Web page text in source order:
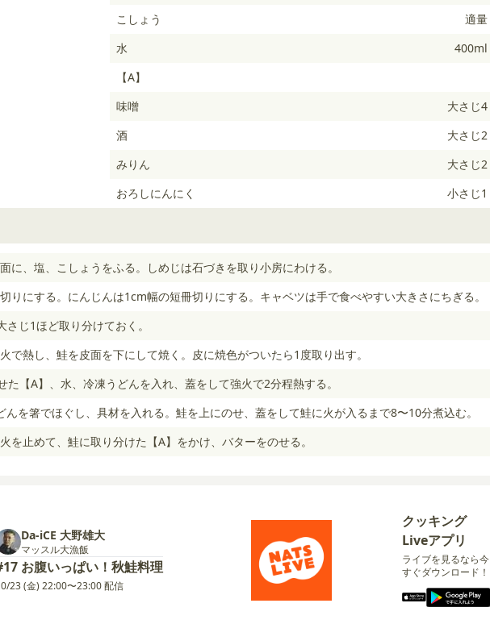
こしょう
適量
水
400ml
【A】
味噌
大さじ4
酒
大さじ2
みりん
大さじ2
おろしにんにく
小さじ1
に、塩、こしょうをふる。しめじは石づきを取り小房にわける。
りにする。にんじんは1cm幅の短冊切りにする。キャベツは手で食べやすい大きさにちぎる。
じ1ほど取り分けておく。
で熱し、鮭を皮面を下にして焼く。皮に焼色がついたら1度取り出す。
た【A】、水、冷凍うどんを入れ、蓋をして強火で2分程熱する。
を箸でほぐし、具材を入れる。鮭を上にのせ、蓋をして鮭に火が入るまで8〜10分煮込む。
を止めて、鮭に取り分けた【A】をかけ、バターをのせる。
Da-iCE 大野雄大
マッスル大漁飯
お腹いっぱい！秋鮭料理
23 (金) 22:00〜23:00 配信
クッキング
Liveアプリ
ライブを見るなら今
すぐダウンロード！